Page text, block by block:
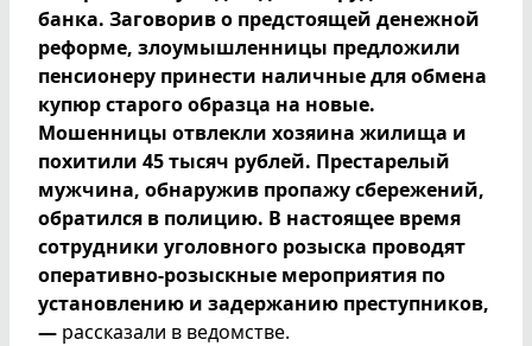
банка. Заговорив о предстоящей денежной
реформе, злоумышленницы предложили
пенсионеру принести наличные для обмена
купюр старого образца на новые.
Мошенницы отвлекли хозяина жилища и
похитили 45 тысяч рублей. Престарелый
мужчина, обнаружив пропажу сбережений,
обратился в полицию. В настоящее время
сотрудники уголовного розыска проводят
оперативно-розыскные мероприятия по
установлению и задержанию преступников,
— рассказали в ведомстве.